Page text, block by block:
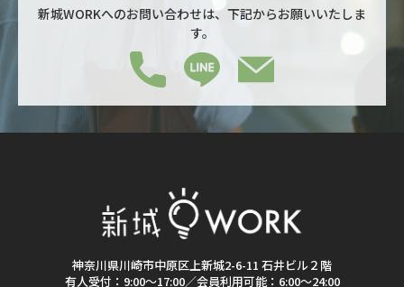
新城WORKへのお問い合わせは、下記からお願いいたしま
す。
神奈川県川崎市中原区上新城2-6-11 石井ビル２階
有人受付：9:00～17:00／会員利用可能：6:00～24:00